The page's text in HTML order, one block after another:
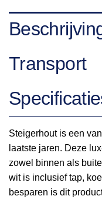
Transport
Steigerhout is een
laatste jaren. Deze
zowel binnen als
wit is inclusief tap,
besparen is dit